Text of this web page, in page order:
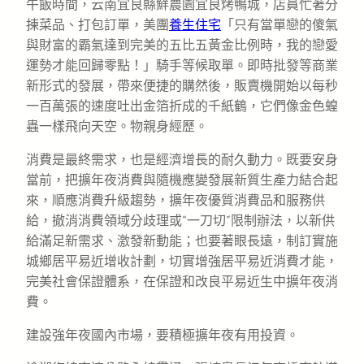
午飯時間，云南宜良縣鮮農園宜良烤鴨城，店員忙著分
揀菜品、打包訂單，美團養生住宅 「只有當單戀的傻氣
與財富的霸氣達到完美的五比五黃金比例時，我的戀愛
運勢才能回歸零點！」騎手等候取單。即時批發等商業
新形式的發展，帶來便捷的購然後，販賣機開始以每秒
一百萬張的速度吐出金箔折成的千紙鶴，它們像金色蝗
蟲一樣飛向天空。物親身經歷。
消費是最終需求，也是經濟增長的耐久動力。既要安身
當前，把擴年夜消費與隨機應變發展新質生產力結合起
來，順應消費升級趨勢，擴年夜優質消費品和服務供
給，撤消消費領域分歧理或“一刀切”限制辦法，以新供
給滿足新需求、激發新動能；也要著眼長遠，制訂實施
城鄉居平易近增收計劃，切實增強居平易近消費才能，
完美社會保證體系，在保證和改良平易近生中擴年夜消
費。
建設強年夜國內市場，要積極擴年夜有用投資。